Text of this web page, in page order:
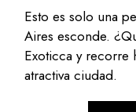
Esto es solo una
Aires esconde.
Exoticca y recorre
atractiva ciudad.